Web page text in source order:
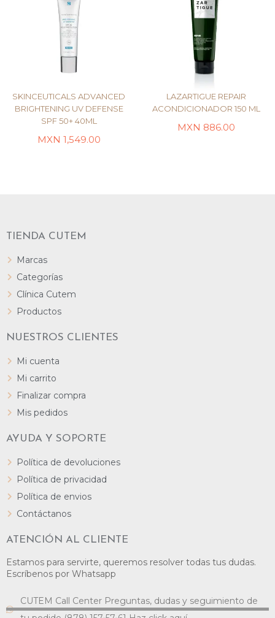
LAZARTIGUE REPAIR
ACONDICIONADOR 150 ML
886.00
AÑADIR AL CARRITO
SKINCEUTICALS ADVANCED
BRIGHTENING UV DEFENSE
SPF 50+ 40ML
1,549.00
TIENDA CUTEM
Marcas
Categorías
Clínica Cutem
Productos
NUESTROS CLIENTES
Mi cuenta
Mi carrito
Finalizar compra
Mis pedidos
AYUDA Y SOPORTE
Política de devoluciones
Política de privacidad
Política de envios
Contáctanos
ATENCIÓN AL CLIENTE
Estamos para servirte, queremos resolver todas tus dudas.
Escríbenos por Whatsapp
CUTEM Call Center Preguntas, dudas y seguimiento de